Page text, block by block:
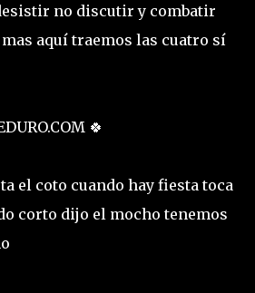
no discutir y combatir
aquí traemos las cuatro sí
🍀
el coto cuando hay fiesta toca
corto dijo el mocho tenemos